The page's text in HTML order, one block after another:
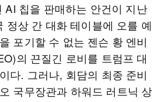
AI 칩을 판매하는 안건이 지난
정상 간 대화 테이블에 오를 예
포기할 수 없는 젠슨 황 엔비
의 끈질긴 로비를 트럼프 대
다. 그러나, 회담의 최종 준비
국무장관과 하워드 러트닉 상